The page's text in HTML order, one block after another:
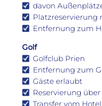
davon
Platzreservierung
Entfernung zum
Golf
Golfclub Prien
Entfernung zum
Gäste erlaubt
Reservierung
Transfer vom